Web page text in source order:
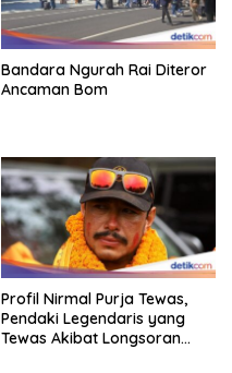
Bandara Ngurah Rai Diteror
Ancaman Bom
Profil Nirmal Purja Tewas,
Pendaki Legendaris yang
Tewas Akibat Longsoran